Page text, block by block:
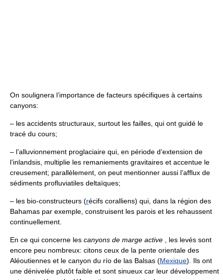
On soulignera l’importance de facteurs spécifiques à certains
canyons:
– les accidents structuraux, surtout les failles, qui ont guidé le
tracé du cours;
– l’alluvionnement proglaciaire qui, en période d’extension de
l’inlandsis, multiplie les remaniements gravitaires et accentue le
creusement; parallèlement, on peut mentionner aussi l’afflux de
sédiments profluviatiles deltaïques;
– les bio-constructeurs (récifs coralliens) qui, dans la région des
Bahamas par exemple, construisent les parois et les rehaussent
continuellement.
En ce qui concerne les canyons de marge active , les levés sont
encore peu nombreux: citons ceux de la pente orientale des
Aléoutiennes et le canyon du río de las Balsas (Mexique). Ils ont
une dénivelée plutôt faible et sont sinueux car leur développement